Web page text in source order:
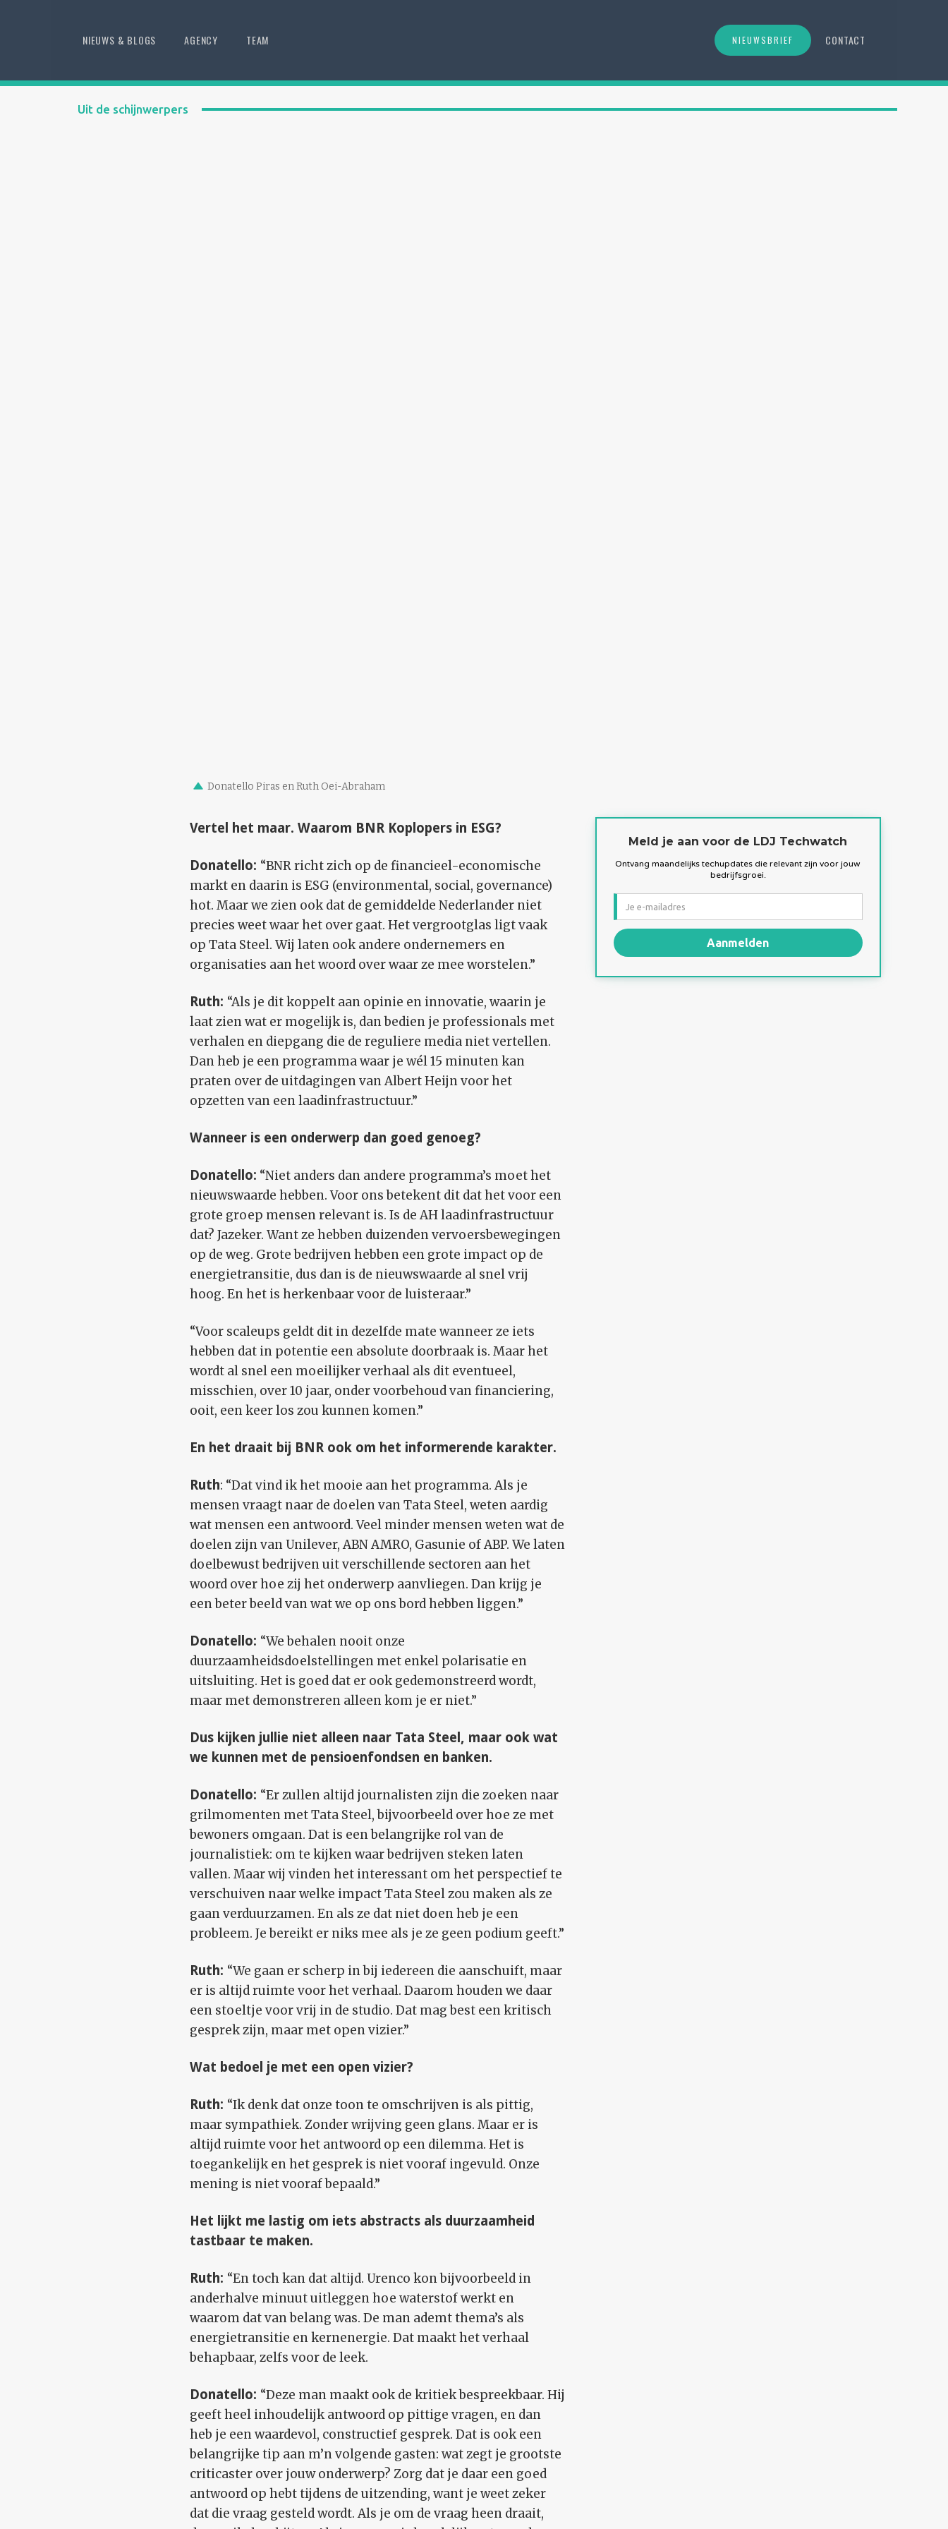
NIEUWS & BLOGS AGENCY TEAM NIEUWSBRIEF CONTACT
Uit de schijnwerpers
Donatello Piras en Ruth Oei-Abraham
Vertel het maar. Waarom BNR Koplopers in ESG?
Donatello: “BNR richt zich op de financieel-economische
markt en daarin is ESG (environmental, social, governance)
hot. Maar we zien ook dat de gemiddelde Nederlander niet
precies weet waar het over gaat. Het vergrootglas ligt vaak
op Tata Steel. Wij laten ook andere ondernemers en
organisaties aan het woord over waar ze mee worstelen.”
Ruth: “Als je dit koppelt aan opinie en innovatie, waarin je
laat zien wat er mogelijk is, dan bedien je professionals met
verhalen en diepgang die de reguliere media niet vertellen.
Dan heb je een programma waar je wél 15 minuten kan
praten over de uitdagingen van Albert Heijn voor het
opzetten van een laadinfrastructuur.”
Wanneer is een onderwerp dan goed genoeg?
Donatello: “Niet anders dan andere programma’s moet het
nieuwswaarde hebben. Voor ons betekent dit dat het voor een
grote groep mensen relevant is. Is de AH laadinfrastructuur
dat? Jazeker. Want ze hebben duizenden vervoersbewegingen
op de weg. Grote bedrijven hebben een grote impact op de
energietransitie, dus dan is de nieuwswaarde al snel vrij
hoog. En het is herkenbaar voor de luisteraar.”
“Voor scaleups geldt dit in dezelfde mate wanneer ze iets
hebben dat in potentie een absolute doorbraak is. Maar het
wordt al snel een moeilijker verhaal als dit eventueel,
misschien, over 10 jaar, onder voorbehoud van financiering,
ooit, een keer los zou kunnen komen.”
En het draait bij BNR ook om het informerende karakter.
Ruth: “Dat vind ik het mooie aan het programma. Als je
mensen vraagt naar de doelen van Tata Steel, weten aardig
wat mensen een antwoord. Veel minder mensen weten wat de
doelen zijn van Unilever, ABN AMRO, Gasunie of ABP. We laten
doelbewust bedrijven uit verschillende sectoren aan het
woord over hoe zij het onderwerp aanvliegen. Dan krijg je
een beter beeld van wat we op ons bord hebben liggen.”
Donatello: “We behalen nooit onze
duurzaamheidsdoelstellingen met enkel polarisatie en
uitsluiting. Het is goed dat er ook gedemonstreerd wordt,
maar met demonstreren alleen kom je er niet.”
Dus kijken jullie niet alleen naar Tata Steel, maar ook wat
we kunnen met de pensioenfondsen en banken.
Donatello: “Er zullen altijd journalisten zijn die zoeken naar
grilmomenten met Tata Steel, bijvoorbeeld over hoe ze met
bewoners omgaan. Dat is een belangrijke rol van de
journalistiek: om te kijken waar bedrijven steken laten
vallen. Maar wij vinden het interessant om het perspectief te
verschuiven naar welke impact Tata Steel zou maken als ze
gaan verduurzamen. En als ze dat niet doen heb je een
probleem. Je bereikt er niks mee als je ze geen podium geeft.”
Ruth: “We gaan er scherp in bij iedereen die aanschuift, maar
er is altijd ruimte voor het verhaal. Daarom houden we daar
een stoeltje voor vrij in de studio. Dat mag best een kritisch
gesprek zijn, maar met open vizier.”
Wat bedoel je met een open vizier?
Ruth: “Ik denk dat onze toon te omschrijven is als pittig,
maar sympathiek. Zonder wrijving geen glans. Maar er is
altijd ruimte voor het antwoord op een dilemma. Het is
toegankelijk en het gesprek is niet vooraf ingevuld. Onze
mening is niet vooraf bepaald.”
Het lijkt me lastig om iets abstracts als duurzaamheid
tastbaar te maken.
Ruth: “En toch kan dat altijd. Urenco kon bijvoorbeeld in
anderhalve minuut uitleggen hoe waterstof werkt en
waarom dat van belang was. De man ademt thema’s als
energietransitie en kernenergie. Dat maakt het verhaal
behapbaar, zelfs voor de leek.
Donatello: “Deze man maakt ook de kritiek bespreekbaar. Hij
geeft heel inhoudelijk antwoord op pittige vragen, en dan
heb je een waardevol, constructief gesprek. Dat is ook een
belangrijke tip aan m’n volgende gasten: wat zegt je grootste
criticaster over jouw onderwerp? Zorg dat je daar een goed
antwoord op hebt tijdens de uitzending, want je weet zeker
dat die vraag gesteld wordt. Als je om de vraag heen draait,
Meld je aan voor de LDJ Techwatch
Ontvang maandelijks techupdates die relevant zijn voor jouw
bedrijfsgroei.